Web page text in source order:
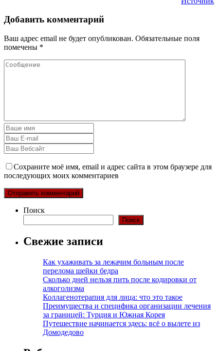
Добавить комментарий
Ваш адрес email не будет опубликован. Обязательные поля
помечены *
Сохраните моё имя, email и адрес сайта в этом браузере для
последующих моих комментариев
Поиск
Поиск
Свежие записи
Как ухаживать за лежачим больным после
перелома шейки бедра
Сколько дней нельзя пить после кодировки от
алкоголизма
Коллагенотерапия для лица: что это такое
Преимущества и специфика организации лечения
за границей: Турция и Южная Корея
Путешествие начинается здесь: всё о вылете из
Домодедово